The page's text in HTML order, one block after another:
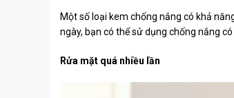
Một số loại kem chống nắng có khả
ngày, bạn có thể sử dụng chống nắng
Rửa mặt quá nhiều lần